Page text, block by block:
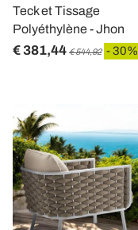
Teck et Tissage
Polyéthylène - Jhon
€ 381,44 € 544,92 - 30%